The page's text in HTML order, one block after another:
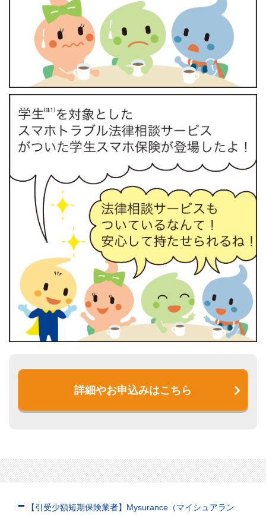
詳細やお申込みはこちら
【引受少額短期保険業者】Mysurance（マイシュアラン